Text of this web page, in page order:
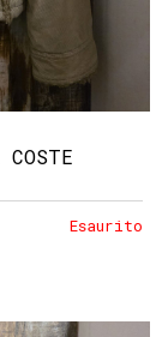
Esaurito